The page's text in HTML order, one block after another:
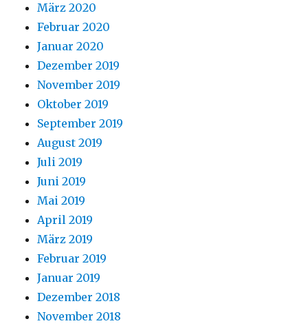
März 2020
Februar 2020
Januar 2020
Dezember 2019
November 2019
Oktober 2019
September 2019
August 2019
Juli 2019
Juni 2019
Mai 2019
April 2019
März 2019
Februar 2019
Januar 2019
Dezember 2018
November 2018